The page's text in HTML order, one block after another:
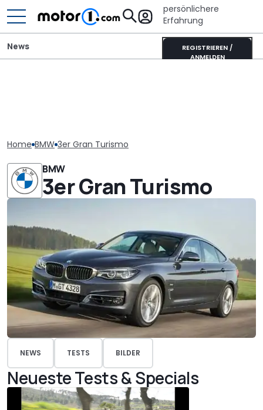
persönlichere
Erfahrung
REGISTRIEREN /
ANMELDEN
News
Home BMW 3er Gran Turismo
BMW
3er Gran Turismo
NEWS TESTS BILDER
Neueste Tests & Specials